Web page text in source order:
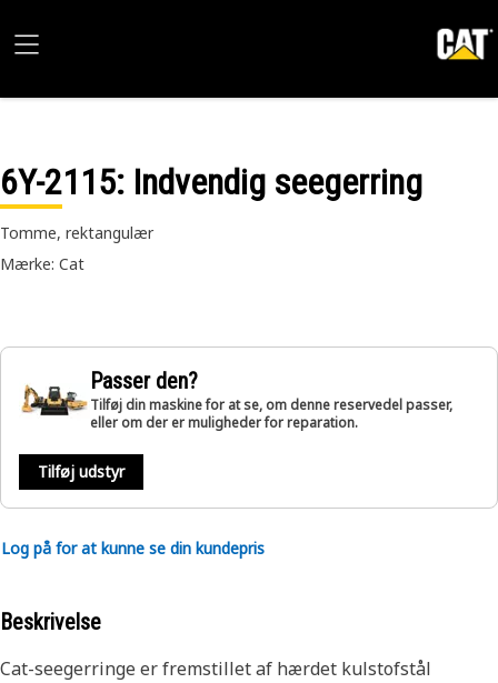
6Y-2115: Indvendig seegerring
Tomme, rektangulær
Mærke: Cat
Passer den?
Tilføj din maskine for at se, om denne reservedel passer,
eller om der er muligheder for reparation.
Tilføj udstyr
Log på for at kunne se din kundepris
Beskrivelse
Cat-seegerringe er fremstillet af hærdet kulstofstål